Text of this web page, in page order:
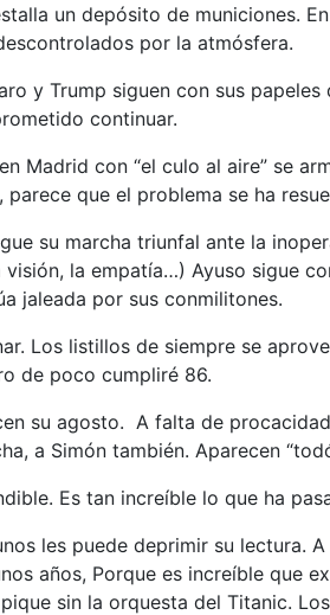
un depósito de municiones.
por la atmósfera.
y Trump siguen con sus
continuar.
Madrid con “el culo al aire” se
parece que el problema se ha
su marcha triunfal ante la
la empatía…) Ayuso sigue
jaleada por sus conmilitones.
Los listillos de siempre se
de poco cumpliré 86.
su agosto. A falta de
a Simón también. Aparecen
Es tan increíble lo que ha
les puede deprimir su lectura.
años, Porque es increíble que
sin la orquesta del Titanic.